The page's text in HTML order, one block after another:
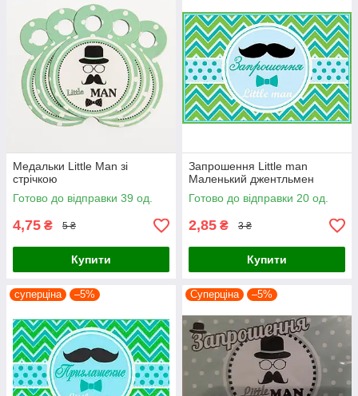
Медальки Little Man зі
стрічкою
Готово до відправки 39 од.
4,75 ₴ 5 ₴
Купити
Запрошення Little man
Маленький джентльмен
Готово до відправки 20 од.
2,85 ₴ 3 ₴
Купити
суперціна –5% Суперціна –5%